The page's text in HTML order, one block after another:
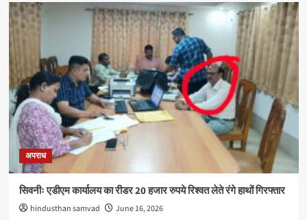
अपराध
सिवनीः एडीएम कार्यालय का रीडर 20 हजार रुपये रिश्वत लेते रंगे हाथों गिरफ्तार
hindusthan samvad June 16, 2026